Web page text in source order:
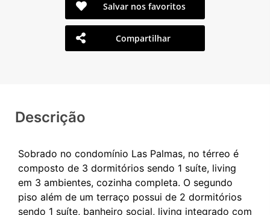
Salvar nos favoritos
Compartilhar
Descrição
Sobrado no condomínio Las Palmas, no térreo é
composto de 3 dormitórios sendo 1 suíte, living
em 3 ambientes, cozinha completa. O segundo
piso além de um terraço possui de 2 dormitórios
sendo 1 suíte, banheiro social, living integrado com